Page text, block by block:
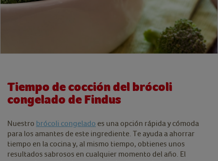
Tiempo de cocción del brócoli
congelado de Findus
Nuestro brócoli congelado es una opción rápida y cómoda
para los amantes de este ingrediente. Te ayuda a ahorrar
tiempo en la cocina y, al mismo tiempo, obtienes unos
resultados sabrosos en cualquier momento del año. El